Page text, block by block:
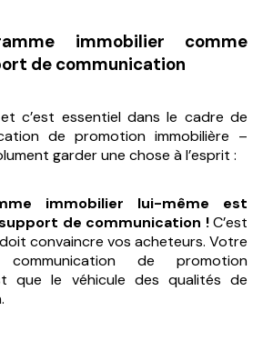
immobilier comme
de communication
c’est essentiel dans le cadre de
de promotion immobilière –
garder une chose à l’esprit :
immobilier lui-même est
de communication !C’est
convaincre vos acheteurs. Votre
de promotion
que le véhicule des qualités de